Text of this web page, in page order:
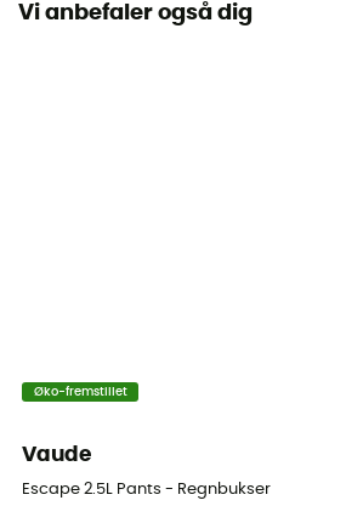
Snit
Vi anbefaler også dig
Øko-fremstillet
Vaude
Escape 2.5L Pants - Regnbukser